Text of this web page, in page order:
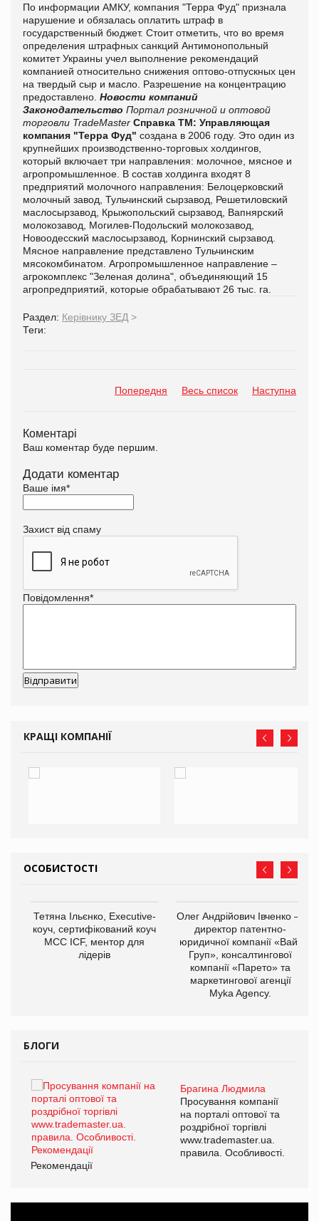
По информации АМКУ, компания "Терра Фуд" признала
нарушение и обязалась оплатить штраф в
государственный бюджет. Стоит отметить, что во время
определения штрафных санкций Антимонопольный
комитет Украины учел выполнение рекомендаций
компанией относительно снижения оптово-отпускных цен
на твердый сыр и масло. Разрешение на концентрацию
предоставлено. Новости компаний
Законодательство Портал розничной и оптовой
торговли TradeMaster Справка ТМ: Управляющая
компания "Терра Фуд" создана в 2006 году. Это один из
крупнейших производственно-торговых холдингов,
который включает три направления: молочное, мясное и
агропромышленное. В состав холдинга входят 8
предприятий молочного направления: Белоцерковский
молочный завод, Тульчинский сырзавод, Решетиловский
маслосырзавод, Крыжопольский сырзавод, Вапнярский
молокозавод, Могилев-Подольский молокозавод,
Новоодесский маслосырзавод, Корнинский сырзавод.
Мясное направление представлено Тульчинским
мясокомбинатом. Агропромышленное направление –
агрокомплекс "Зеленая долина", объединяющий 15
агропредприятий, которые обрабатывают 26 тыс. га.
Раздел: Керівнику ЗЕД >
Теги:
Попередня Весь список Наступна
Коментарі
Ваш коментар буде першим.
Додати коментар
Ваше імя*
Захист від спаму
Повідомлення*
КРАЩІ КОМПАНІЇ
ОСОБИСТОСТІ
Тетяна Ільєнко, Executive-
коуч, сертифікований коуч
МСС ICF, ментор для
лідерів
Олег Андрійович Івченко —
директор патентно-
юридичної компанії «Вайз
Груп», консалтингової
компанії «Парето» та
маркетингової агенції
Myka Agency.
БЛОГИ
Брагина Людмила
Просування компанії
на порталі оптової та
роздрібної торгівлі
www.trademaster.ua.
правила. Особливості.
Рекомендації